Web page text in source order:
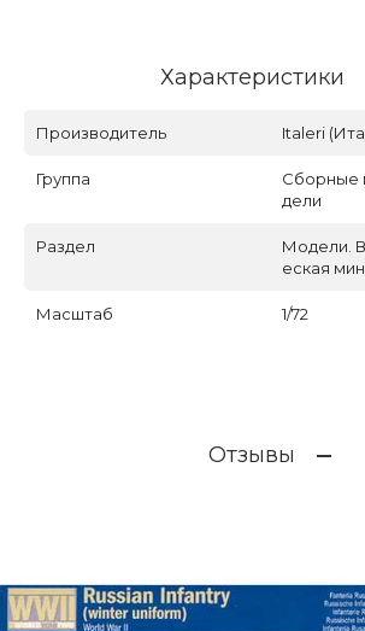
Характеристики
Производитель Italeri
Группа
Сборные
дели
Раздел
Модели.
еская
Масштаб 1/72
Отзывы